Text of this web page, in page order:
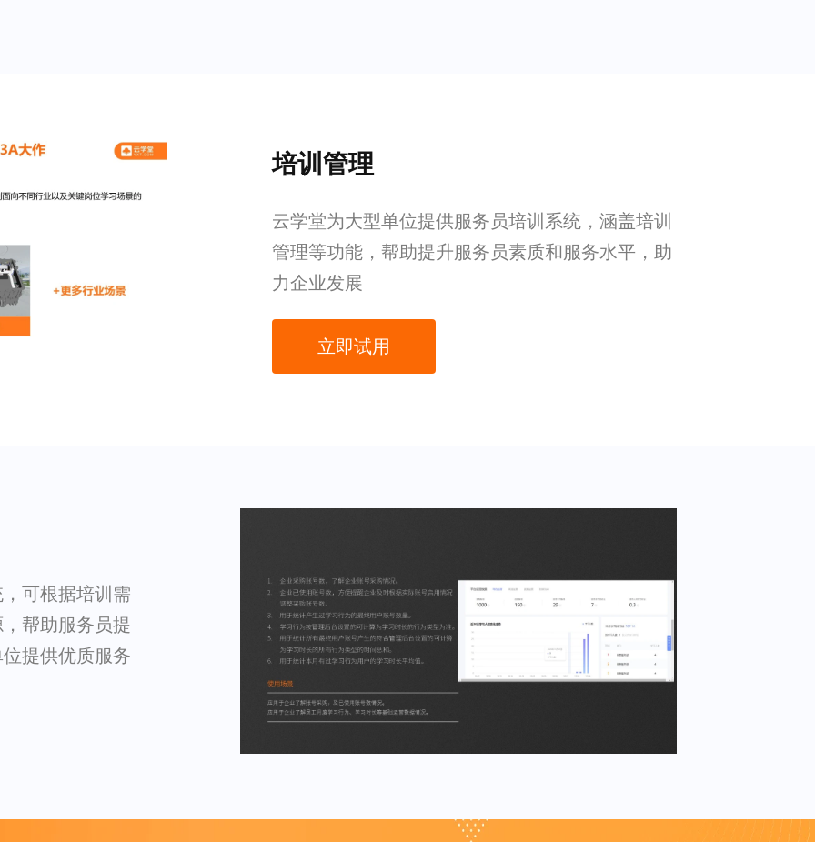
培训管理
云学堂为大型单位提供服务员培训系统，涵盖培训
管理等功能，帮助提升服务员素质和服务水平，助
力企业发展
立即试用
可根据培训需
帮助服务员提
提供优质服务